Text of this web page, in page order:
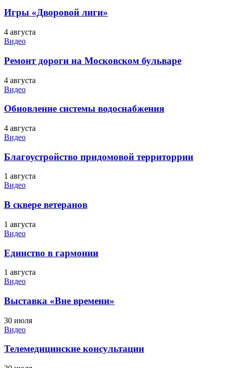
Игры «Дворовой лиги»
4 августа
Видео
Ремонт дороги на Московском бульваре
4 августа
Видео
Обновление системы водоснабжения
4 августа
Видео
Благоустройство придомовой территоррии
1 августа
Видео
В сквере ветеранов
1 августа
Видео
Единство в гармонии
1 августа
Видео
Выставка «Вне времени»
30 июля
Видео
Телемедицинские консультации